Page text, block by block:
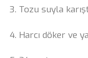
Tozu suyla
Harcı döker ve